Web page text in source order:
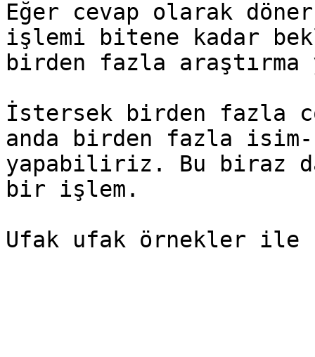
Eğer cevap olarak
işlemi bitene kadar
birden fazla araştırma
İstersek birden fazla
anda birden fazla isim-
yapabiliriz. Bu biraz da
bir işlem.